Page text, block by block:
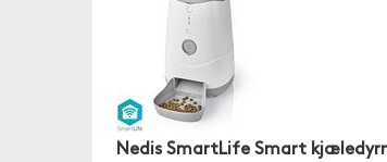
Nedis SmartLife Smart